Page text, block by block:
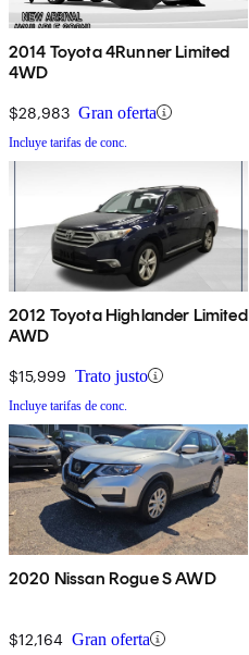
2014 Toyota 4Runner Limited
4WD
$28,983 Gran oferta
Incluye tarifas de conc.
2012 Toyota Highlander Limited
AWD
$15,999 Trato justo
Incluye tarifas de conc.
2020 Nissan Rogue S AWD
$12,164 Gran oferta